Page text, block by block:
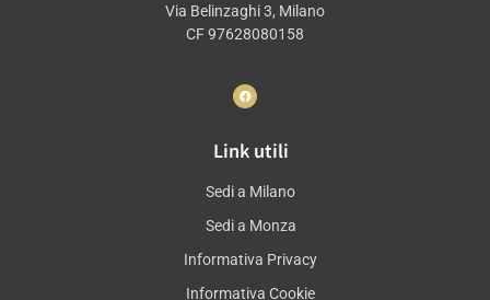
Via Belinzaghi 3, Milano
CF 97628080158
Link utili
Sedi a Milano
Sedi a Monza
Informativa Privacy
Informativa Cookie